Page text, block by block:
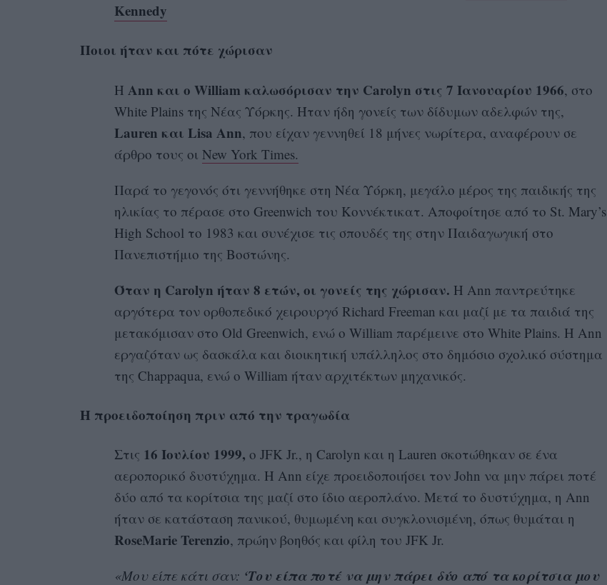
Kennedy
Ποιοι ήταν και πότε χώρισαν
Η Ann και ο William καλωσόρισαν την Carolyn στις 7 Ιανουαρίου 1966, στο
White Plains της Νέας Υόρκης. Ήταν ήδη γονείς των δίδυμων αδελφών της,
Lauren και Lisa Ann, που είχαν γεννηθεί 18 μήνες νωρίτερα, αναφέρουν σε
άρθρο τους οι New York Times.
Παρά το γεγονός ότι γεννήθηκε στη Νέα Υόρκη, μεγάλο μέρος της παιδικής της
ηλικίας το πέρασε στο Greenwich του Κοννέκτικατ. Αποφοίτησε από το St. Mary’s
High School το 1983 και συνέχισε τις σπουδές της στην Παιδαγωγική στο
Πανεπιστήμιο της Βοστώνης.
Όταν η Carolyn ήταν 8 ετών, οι γονείς της χώρισαν. Η Ann παντρεύτηκε
αργότερα τον ορθοπεδικό χειρουργό Richard Freeman και μαζί με τα παιδιά της
μετακόμισαν στο Old Greenwich, ενώ ο William παρέμεινε στο White Plains. Η Ann
εργαζόταν ως δασκάλα και διοικητική υπάλληλος στο δημόσιο σχολικό σύστημα
της Chappaqua, ενώ ο William ήταν αρχιτέκτων μηχανικός.
Η προειδοποίηση πριν από την τραγωδία
Στις 16 Ιουλίου 1999, ο JFK Jr., η Carolyn και η Lauren σκοτώθηκαν σε ένα
αεροπορικό δυστύχημα. Η Ann είχε προειδοποιήσει τον John να μην πάρει ποτέ
δύο από τα κορίτσια της μαζί στο ίδιο αεροπλάνο. Μετά το δυστύχημα, η Ann
ήταν σε κατάσταση πανικού, θυμωμένη και συγκλονισμένη, όπως θυμάται η
RoseMarie Terenzio, πρώην βοηθός και φίλη του JFK Jr.
«Μου είπε κάτι σαν: ‘Του είπα ποτέ να μην πάρει δύο από τα κορίτσια μου